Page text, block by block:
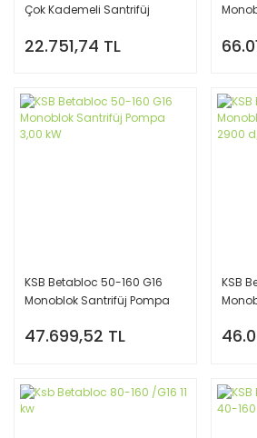
Çok Kademeli Santrifüj
22.751,74 TL
KSB Betabloc 50-160 G16
Monoblok Santrifüj Pompa
47.699,52 TL
KSB